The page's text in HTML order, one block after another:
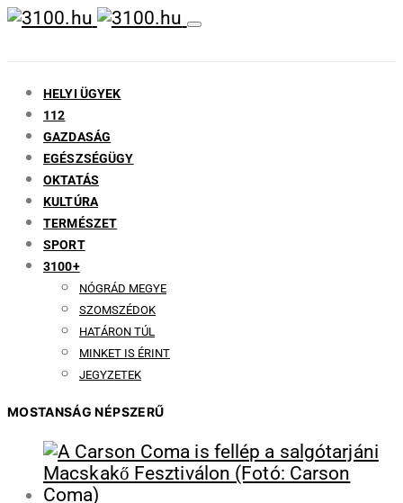
HELYI ÜGYEK
112
GAZDASÁG
EGÉSZSÉGÜGY
OKTATÁS
KULTÚRA
TERMÉSZET
SPORT
3100+
NÓGRÁD MEGYE
SZOMSZÉDOK
HATÁRON TÚL
MINKET IS ÉRINT
JEGYZETEK
MOSTANSÁG NÉPSZERŰ